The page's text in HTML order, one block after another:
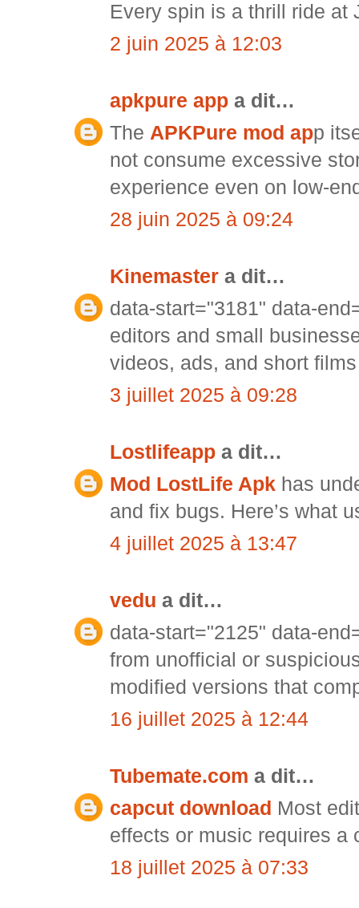
Every spin is a thrill ride at
2 juin 2025 à 12:03
apkpure app a dit…
The APKPure mod app
not consume excessive
experience even on low-
28 juin 2025 à 09:24
Kinemaster a dit…
data-start="3181" data-
editors and small
videos, ads, and short
3 juillet 2025 à 09:28
Lostlifeapp a dit…
Mod LostLife Apk has
and fix bugs. Here’s what
4 juillet 2025 à 13:47
vedu a dit…
data-start="2125" data-
from unofficial or
modified versions that
16 juillet 2025 à 12:44
Tubemate.com a dit…
capcut download Most
effects or music requires a
18 juillet 2025 à 07:33